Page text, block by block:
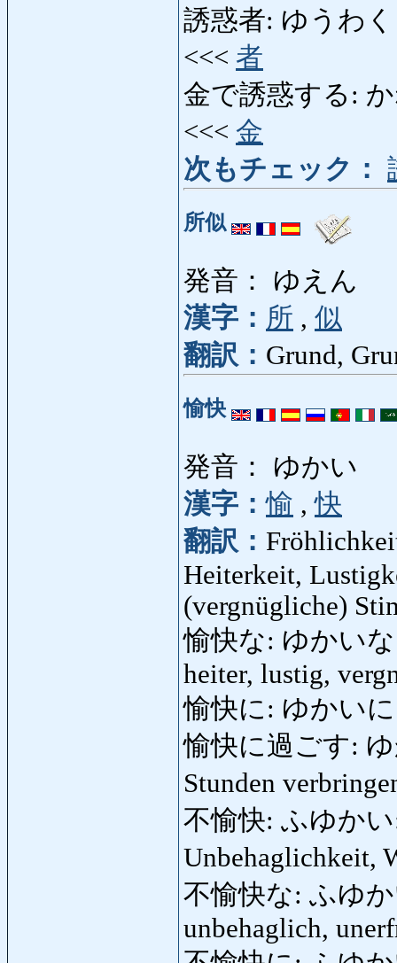
誘惑者: ゆうわく
<<< 者
金で誘惑する:
<<< 金
次もチェック：
所似
発音： ゆえん
漢字： 所 , 似
翻訳： Grund,
愉快
発音： ゆかい
漢字：愉 ,快
翻訳：
Heiterkeit,
(vergnügliche)
愉快な: ゆかいな
heiter, lustig,
愉快に: ゆかい
愉快に過ごす: ゆ
Stunden
不愉快: ふゆかい
Unbehaglichkeit,
不愉快な: ふゆか
unbehaglich,